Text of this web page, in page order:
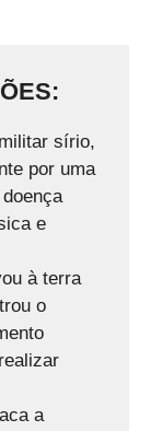
sírio,
por uma
e
à terra
o
a